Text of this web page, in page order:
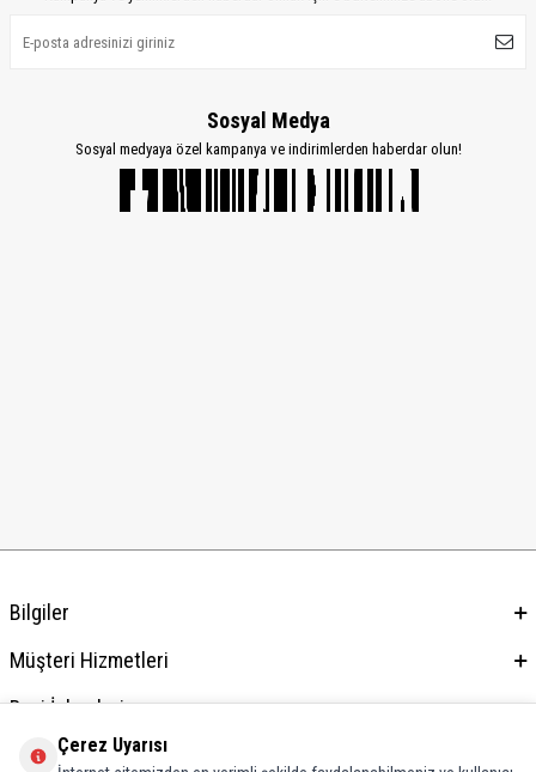
Sosyal Medya
Sosyal medyaya özel kampanya ve indirimlerden haberdar olun!
Bilgiler
Müşteri Hizmetleri
Bayi İşlemleri
Adres & İletişim
Çerez Uyarısı